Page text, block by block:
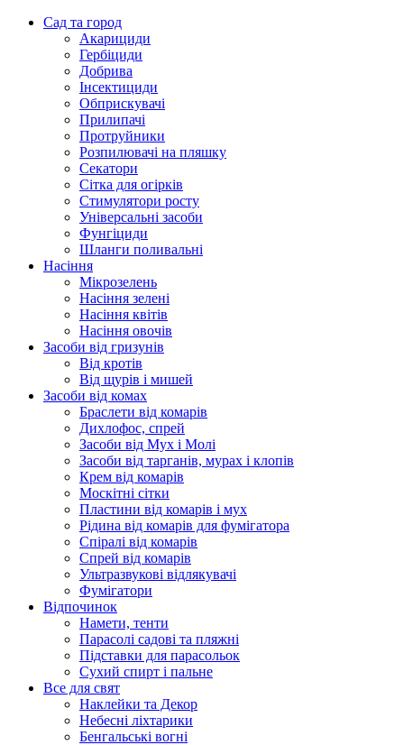
Сад та город
Акарициди
Гербіциди
Добрива
Інсектициди
Обприскувачі
Прилипачі
Протруйники
Розпилювачі на пляшку
Секатори
Сітка для огірків
Стимулятори росту
Універсальні засоби
Фунгіциди
Шланги поливальні
Насіння
Мікрозелень
Насіння зелені
Насіння квітів
Насіння овочів
Засоби від гризунів
Від кротів
Від щурів і мишей
Засоби від комах
Браслети від комарів
Дихлофос, спрей
Засоби від Мух і Молі
Засоби від тарганів, мурах і клопів
Крем від комарів
Москітні сітки
Пластини від комарів і мух
Рідина від комарів для фумігатора
Спіралі від комарів
Спрей від комарів
Ультразвукові відлякувачі
Фумігатори
Відпочинок
Намети, тенти
Парасолі садові та пляжні
Підставки для парасольок
Сухий спирт і пальне
Все для свят
Наклейки та Декор
Небесні ліхтарики
Бенгальські вогні